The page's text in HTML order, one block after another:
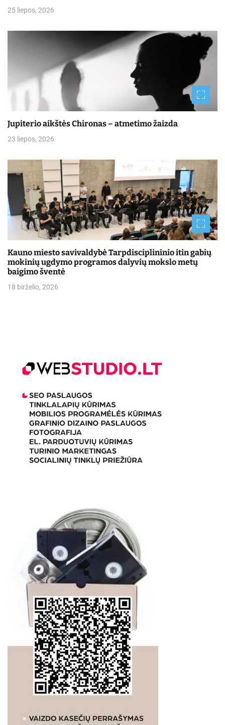
25 liepos, 2026
Jupiterio aikštės Chironas – atmetimo žaizda
23 liepos, 2026
Kauno miesto savivaldybė Tarpdisciplininio itin gabių
mokinių ugdymo programos dalyvių mokslo metų
baigimo šventė
18 birželio, 2026